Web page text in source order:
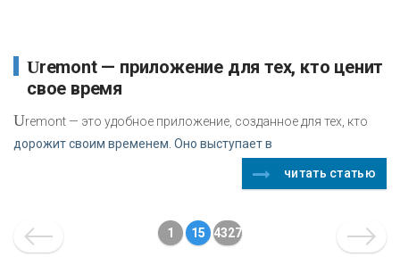
Uremont — приложение для тех, кто ценит
свое время
Uremont — это удобное приложение, созданное для тех, кто
дорожит своим временем. Оно выступает в
читать статью
1 15 4327